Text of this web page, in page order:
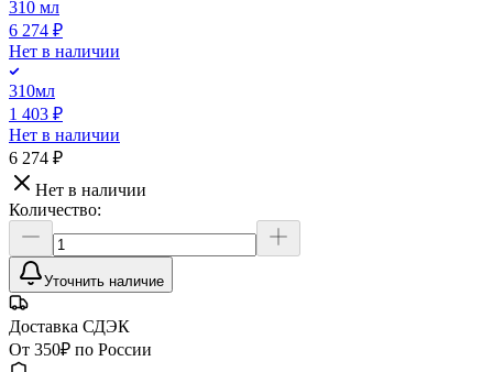
310 мл
6 274 ₽
Нет в наличии
310мл
1 403 ₽
Нет в наличии
6 274 ₽
Нет в наличии
Количество:
Уточнить наличие
Доставка СДЭК
От 350₽ по России